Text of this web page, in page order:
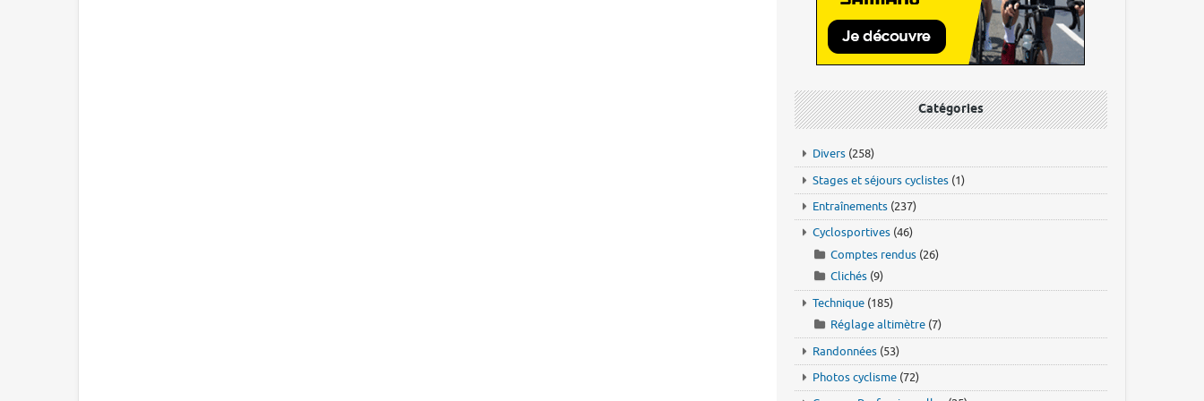
Catégories
Divers (258)
Stages et séjours cyclistes (1)
Entraînements (237)
Cyclosportives (46)
Comptes rendus (26)
Clichés (9)
Technique (185)
Réglage altimètre (7)
Randonnées (53)
Photos cyclisme (72)